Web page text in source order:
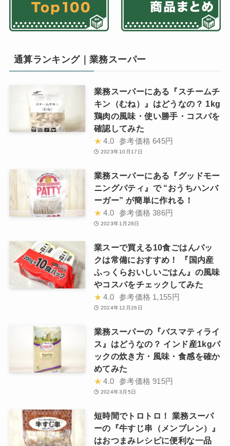
通算ランキング｜業務スーパー
業務スーパーにある『スチームチ
キン（むね）』はどうなの？ 1kg
鶏肉の風味・使い勝手・コスパを
確認してみた
★ 4.0 参考価格 645円
2023年10月17日
業務スーパーにある『グッドモー
ニングパティ』で “おうちハンバ
ーガー” が簡単に作れる！
★ 4.0 参考価格 386円
2023年1月28日
業スーで買える10食ごはんパッ
クは常備におすすめ！ 『国内産
ふっくらおいしいごはん』の風味
やコスパをチェックしてみた
★ 4.0 参考価格 1,155円
2024年12月26日
業務スーパーの『バスマティライ
ス』はどうなの？ インド産1kgパ
ックの炊き方・風味・食感を確か
めてみた
★ 4.0 参考価格 915円
2024年3月5日
短時間でトロトロ！ 業務スーパ
ーの『牛すじ串（メンブレン）』
はおつまみレシピに便利な一品